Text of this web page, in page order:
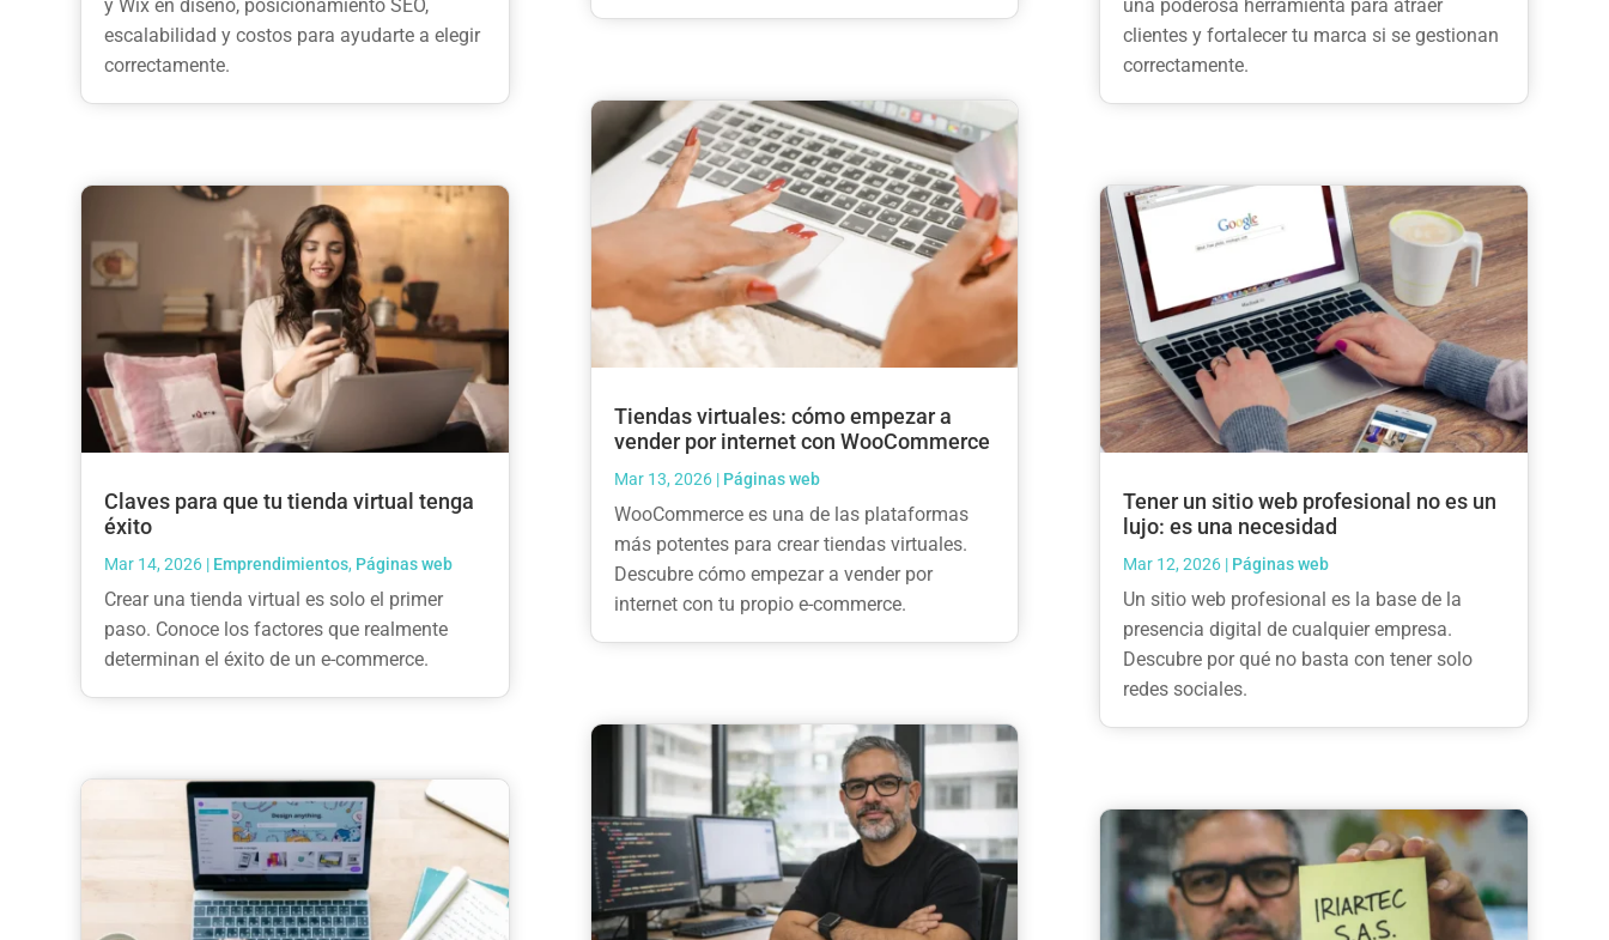
y Wix en diseño, posicionamiento SEO,
escalabilidad y costos para ayudarte a elegir
correctamente.
Claves para que tu tienda virtual tenga
éxito
Mar 14, 2026 | Emprendimientos, Páginas web
Crear una tienda virtual es solo el primer
paso. Conoce los factores que realmente
determinan el éxito de un e-commerce.
Tiendas virtuales: cómo empezar a
vender por internet con WooCommerce
Mar 13, 2026| Páginas web
WooCommerce es una de las plataformas
más potentes para crear tiendas virtuales.
Descubre cómo empezar a vender por
internet con tu propio e-commerce.
una poderosa herramienta para atraer
clientes y fortalecer tu marca si se gestionan
correctamente.
Tener un sitio web profesional no es un
lujo: es una necesidad
Mar 12, 2026| Páginas web
Un sitio web profesional es la base de la
presencia digital de cualquier empresa.
Descubre por qué no basta con tener solo
redes sociales.